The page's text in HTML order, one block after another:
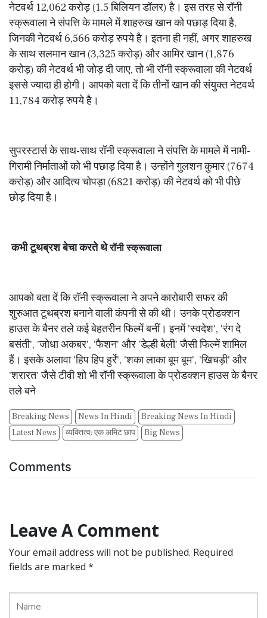
नेटवर्थ 12,062 करोड़ (1.5 बिलियन डॉलर) है। इस तरह से रॉनी
स्क्रूवाला ने संपत्ति के मामले में शाहरुख खान को पछाड़ दिया है,
जिनकी नेटवर्थ 6,566 करोड़ रुपये है। इतना ही नहीं, अगर शाहरुख
के साथ सलमान खान (3,325 करोड़) और आमिर खान (1,876
करोड़) की नेटवर्थ भी जोड़ दी जाए, तो भी रॉनी स्क्रूवाला की नेटवर्थ
इससे ज्यादा ही होगी। आपको बता दें कि तीनों खान की संयुक्त नेटवर्थ
11,784 करोड़ रुपये है।
सुपरस्टार्स के साथ-साथ रॉनी स्क्रूवाला ने संपत्ति के मामले में नामी-
गिरामी निर्माताओं को भी पछाड़ दिया है। उन्होंने गुलशन कुमार (7674
करोड़) और आदित्य चोपड़ा (6821 करोड़) की नेटवर्थ को भी पीछे
छोड़ दिया है।
कभी टूथब्रश बेचा करते थेरॉनी स्क्रूवाला
आपको बता दें कि रॉनी स्क्रूवाला ने अपने कारोबारी सफर की
शुरुआत टूथब्रश बनाने वाली कंपनी से की थी। उनके प्रोडक्शन
हाउस के बैनर तले कई बेहतरीन फिल्में बनीं। इनमें 'स्वदेश', 'रंग दे
बसंती', 'जोधा अकबर', 'फैशन' और 'डेल्ही बेली' जैसी फिल्में शामिल
हैं। इसके अलावा 'हिप हिप हुर्रे', 'शका लाका बूम बूम', 'खिचड़ी' और
'शरारत' जैसे टीवी शो भी रॉनी स्क्रूवाला के प्रोडक्शन हाउस के बैनर
तले बने
Breaking News News In Hindi
Breaking News In Hindi
Latest News
व्यक्तित्व: एक अमिट छाप Big News
Comments
Leave A Comment
Your email address will not be published. Required
fields are marked *